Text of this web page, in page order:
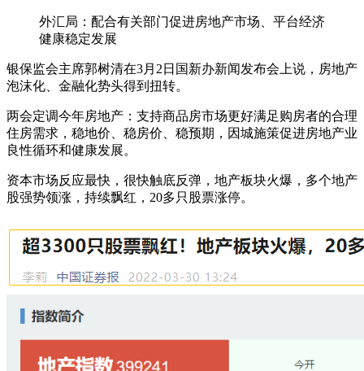
外汇局：配合有关部门促进房地产市场、平台经济
健康稳定发展
银保监会主席郭树清在3月2日国新办新闻发布会上说，房地产
泡沫化、金融化势头得到扭转。
两会定调今年房地产：支持商品房市场更好满足购房者的合理
住房需求，稳地价、稳房价、稳预期，因城施策促进房地产业
良性循环和健康发展。
资本市场反应最快，很快触底反弹，地产板块火爆，多个地产
股强势领涨，持续飘红，20多只股票涨停。